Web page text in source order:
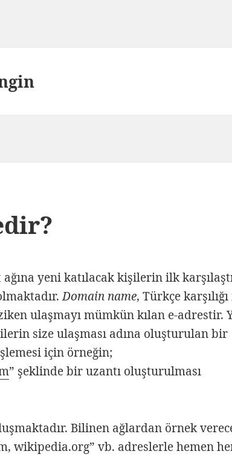
yeni katılacak kişilerin ilk
Domain name, Türkçe
ulaşmayı mümkün kılan e-adrestir.
size ulaşması adına oluşturulan bir
için örneğin;
” şeklinde bir uzantı oluşturulması
Bilinen ağlardan örnek
wikipedia.org” vb. adreslerle hemen